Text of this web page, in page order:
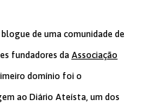
de uma comunidade de
fundadores da Associação
domínio foi o
ao Diário Ateísta, um dos